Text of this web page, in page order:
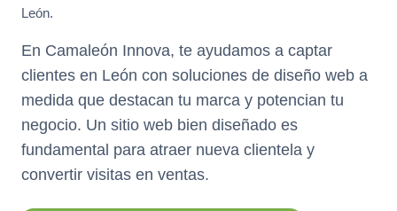
León.
En Camaleón Innova, te ayudamos a captar
clientes en León con soluciones de diseño web a
medida que destacan tu marca y potencian tu
negocio. Un sitio web bien diseñado es
fundamental para atraer nueva clientela y
convertir visitas en ventas.